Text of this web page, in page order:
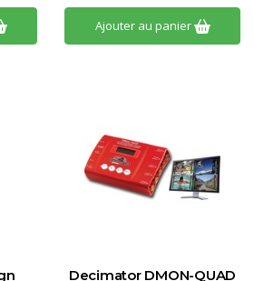
Ajouter au panier
Decimator DMON-QUAD